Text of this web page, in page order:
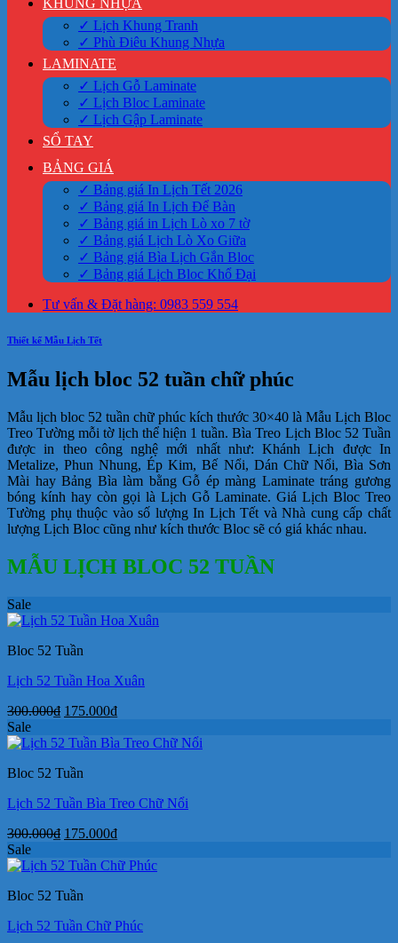
KHUNG NHỰA
✓ Lịch Khung Tranh
✓ Phù Điêu Khung Nhựa
LAMINATE
✓ Lịch Gỗ Laminate
✓ Lịch Bloc Laminate
✓ Lịch Gập Laminate
SỔ TAY
BẢNG GIÁ
✓ Bảng giá In Lịch Tết 2026
✓ Bảng giá In Lịch Để Bàn
✓ Bảng giá in Lịch Lò xo 7 tờ
✓ Bảng giá Lịch Lò Xo Giữa
✓ Bảng giá Bìa Lịch Gắn Bloc
✓ Bảng giá Lịch Bloc Khổ Đại
Tư vấn & Đặt hàng: 0983 559 554
Thiết kế Mẫu Lịch Tết
Mẫu lịch bloc 52 tuần chữ phúc
Mẫu lịch bloc 52 tuần chữ phúc kích thước 30×40 là Mẫu Lịch Bloc
Treo Tường mỗi tờ lịch thể hiện 1 tuần.Bìa Treo Lịch Bloc 52 Tuần
được in theo công nghệ mới nhất như: Khánh Lịch được In
Metalize, Phun Nhung, Ép Kim, Bế Nổi, Dán Chữ Nổi, Bìa Sơn
Mài hay Bảng Bìa làm bằng Gỗ ép màng Laminate tráng gương
bóng kính hay còn gọi là Lịch Gỗ Laminate. Giá Lịch Bloc Treo
Tường phụ thuộc vào số lượng In Lịch Tết và Nhà cung cấp chất
lượng Lịch Bloc cũng như kích thước Bloc sẽ có giá khác nhau.
MẪU LỊCH BLOC 52 TUẦN
Sale
Bloc 52 Tuần
Lịch 52 Tuần Hoa Xuân
300.000₫ Giá
là:
175.000₫Giá
tại
Sale
Bloc 52 Tuần
Lịch 52 Tuần Bìa Treo Chữ Nổi
300.000₫ Giá
là:
175.000₫Giá
tại
Sale
Bloc 52 Tuần
Lịch 52 Tuần Chữ Phúc